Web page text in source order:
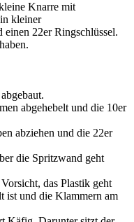
Knarre mit
kleiner
einen 22er Ringschlüssel.
abgehebelt und die 10er
abziehen und die 22er
die Spritzwand geht
das Plastik geht
ist und die Klammern am